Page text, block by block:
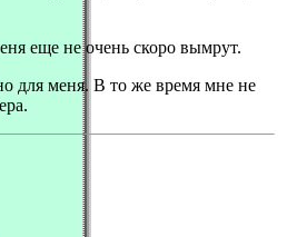
еще не очень скоро вымрут.
для меня. В то же время мне не